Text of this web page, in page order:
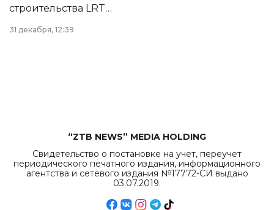
строительства LRT
в Астане из
республиканского
31 декабря, 12:39
“ZTB NEWS” MEDIA HOLDING
Свидетельство о постановке на учет, переучет
периодического печатного издания, информационного
агентства и сетевого издания №17772-СИ выдано
03.07.2019.